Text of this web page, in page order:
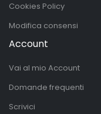
Cookies Policy
Modifica consensi
Account
Vai al mio Account
Domande frequenti
Scrivici